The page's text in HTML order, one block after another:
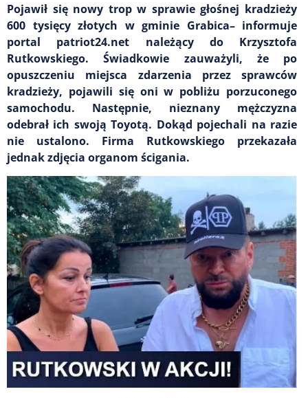
Pojawił się nowy trop w sprawie głośnej kradzieży
600 tysięcy złotych w gminie Grabica– informuje
portal patriot24.net należący do Krzysztofa
Rutkowskiego. Świadkowie zauważyli, że po
opuszczeniu miejsca zdarzenia przez sprawców
kradzieży, pojawili się oni w pobliżu porzuconego
samochodu. Następnie, nieznany mężczyzna
odebrał ich swoją Toyotą. Dokąd pojechali na razie
nie ustalono. Firma Rutkowskiego przekazała
jednak zdjęcia organom ścigania.